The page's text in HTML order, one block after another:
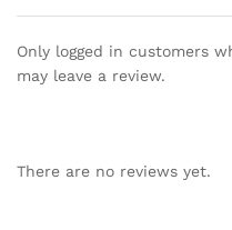
Only logged in customers
may leave a review.
There are no reviews yet.